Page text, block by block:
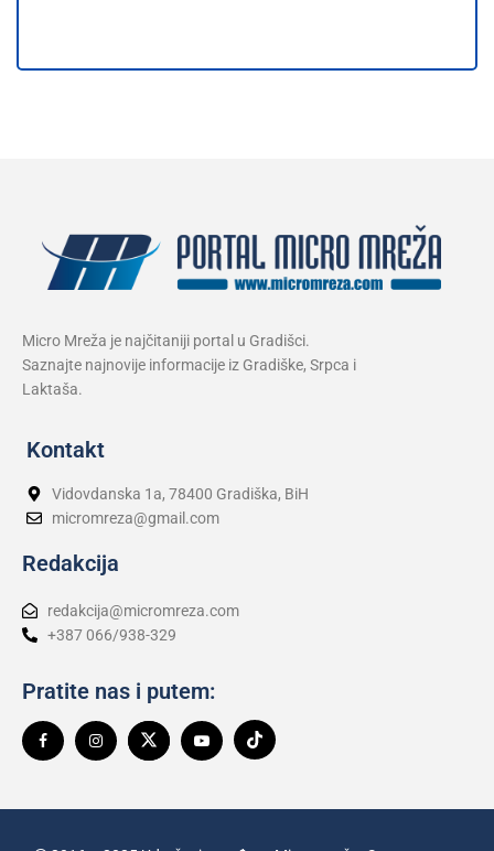
Micro Mreža je najčitaniji portal u Gradišci.
Saznajte najnovije informacije iz Gradiške, Srpca i
Laktaša.
Kontakt
Vidovdanska 1a, 78400 Gradiška, BiH
micromreza@gmail.com
Redakcija
redakcija@micromreza.com
+387 066/938-329
Pratite nas i putem: